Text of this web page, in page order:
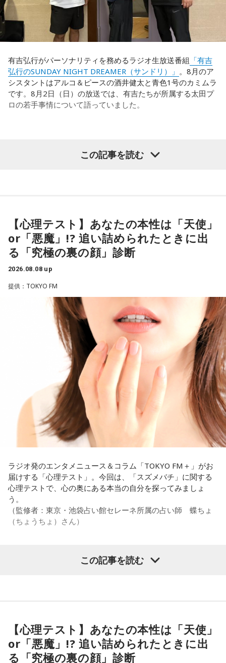
きていたと思います。でも、そこから上に行くためには、や
っぱり“個の力”が必要だったかなと感じています。
世界で見ても、日本だけでなく主力の選手がケガする国は
なんです。そういう意味では、確かに選手層は厚くなったけ
れども、さらに“個”の力を高めながら、選手層をもっと厚くし
なきゃいけない。ベスト16・ベスト8に進む国と比べたとき
に、そこまでの選手層だったのかというと、まだまだ厚くし
ていかないとダメなのではないか、ということなんだと思い
ーができて、グループステージをああいう形で抜けられたと
いうのは今までなかったことですし、力がついているのは事
（左から）福田正博さん、藤木直人、高見侑里
番組名：SPORTS BEAT supported by TOYOTA
放送日時：毎週土曜 10:00～10:50
パーソナリティ：藤木直人、高見侑里
番組Webサイト：https://www.tfm.co.jp/beat/
@SPORTSBEAT_TFM
（若手の頃は）誰か分からない人にも一応挨拶するじゃな
い？ 何があるか分からないからさ」と持論を語ります。その
意見にカミムラも納得しつつも、「ちゃんと挨拶をしない人
間は時代的に増えていますね」とリアルな実情を明かしま
また、有吉は「吉本（興業）は縦がちゃんとしているじゃ
ん。それは養成所でもそういう教えがあるんだろうし、先輩
からも受け継がれるからだと思うんだよね」と他事務所と比
較しつつ、「太田プロはゆるいから……酒井のせいで（笑）」
番組名：有吉弘行のSUNDAY NIGHT DREAMER
音声コンテンツプラットフォーム「JFN Pods」ではスペシャ
ル音声も配信中！
有吉弘行がパーソナリティを務めるラジオ生放送番組 「有吉
弘行のSUNDAY NIGHT DREAMER（サンドリ）」 。8月のア
シスタントはアルコ＆ピースの酒井健太と青色1号のカミムラ
です。8月2日（日）の放送では、有吉たちが所属する太田プ
ロの若手事情について語っていました。
とがあると切り出し、「賞レースで結果を残していないコン
ビ、（芸歴18年目の）ぐりんぴーすがよく愚痴をこぼしてい
るのは、最近の後輩は挨拶をしてくれないんだって（笑）」
と暴露します。
有吉自身は、今では後輩から挨拶されないことがまったくな
いため分からないと前置きしつつ、「ぐりんぴーすがそう言
っていたから……その辺はどう？ 風紀が乱れているかどうか」
と質問します。
これに対して、カミムラは「ぐりんぴーすさんが言っている
のは、1～2年目の芸人の子たちだと思うんですけど……たぶ
ん、その子たちは本当に挨拶していないと思います」と苦笑
い。有吉が「なんでなの？」と尋ねると、カミムラは「こん
なことを言うのもあれですけど、（ぐりんぴーすさんが）ど
ういう先輩か分かっていないんだと思います」と正直に語り
ます。
それを受け、有吉は「でもさ、この世界に入ったら俺だって
（若手の頃は）誰か分からない人にも一応挨拶するじゃな
い？ 何があるか分からないからさ」と持論を語ります。その
間は時代的に増えていますね」とリアルな実情を明かしま
す。
また、有吉は「吉本（興業）は縦がちゃんとしているじゃ
ん。それは養成所でもそういう教えがあるんだろうし、先輩
からも受け継がれるからだと思うんだよね」と他事務所と比
番組Webサイト： https://jfn-pods.com/program/27400
音声コンテンツプラットフォーム「JFN Pods」ではスペシャ
ル音声も配信中！
この記事を読む
【心理テスト】あなたの本性は「天使」
or「悪魔」!? 追い詰められたときに出
る「究極の裏の顔」診断
2026.08.08 up
提供：TOKYO FM
ラジオ発のエンタメニュース＆コラム「TOKYO FM＋」がお
届けする「心理テスト」。今回は、「スズメバチ」に関する
心理テストで、心の奥にある本当の自分を探ってみましょ
う。
（監修者：東京・池袋占い館セレーネ所属の占い師 蝶ちょ
（ちょうちょ）さん）
ふと見ると、あなたは無我夢中で、あるものを握りしめてい
ました。
それは何でしたか？次の中から近いものを1つ選んでくださ
い。
この記事を読む
【心理テスト】あなたの本性は「天使」
or「悪魔」!? 追い詰められたときに出
る「究極の裏の顔」診断